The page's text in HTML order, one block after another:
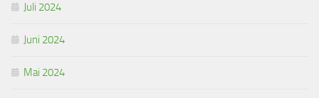
Juli 2024
Juni 2024
Mai 2024